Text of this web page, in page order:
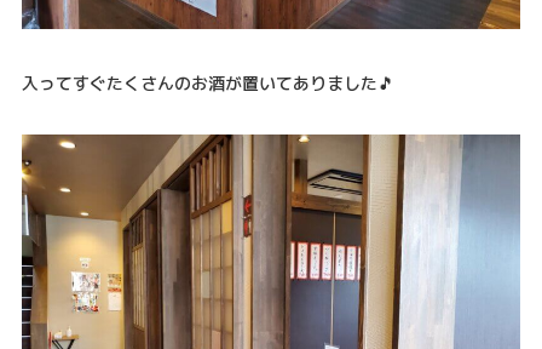
入ってすぐたくさんのお酒が置いてありました🎵